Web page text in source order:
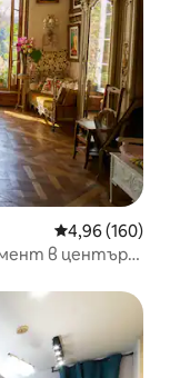
Средна
4,96 (160)
в центъра